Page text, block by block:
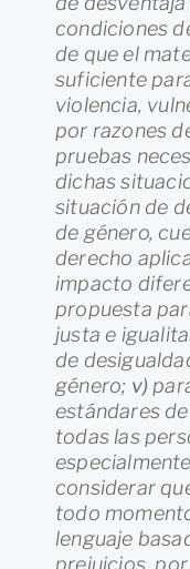
condiciones
de que el
suficiente
violencia,
por razones
pruebas
dichas
situación de
de género,
derecho
impacto
propuesta
justa e
de
género; v)
estándares
todas las
considerar
todo
lenguaje